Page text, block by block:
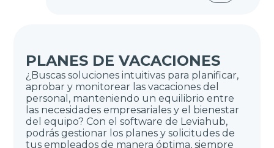
PLANES DE VACACIONES
¿Buscas soluciones intuitivas para planificar,
aprobar y monitorear las vacaciones del
personal, manteniendo un equilibrio entre
las necesidades empresariales y el bienestar
del equipo? Con el software de Leviahub,
podrás gestionar los planes y solicitudes de
tus empleados de manera óptima, siempre